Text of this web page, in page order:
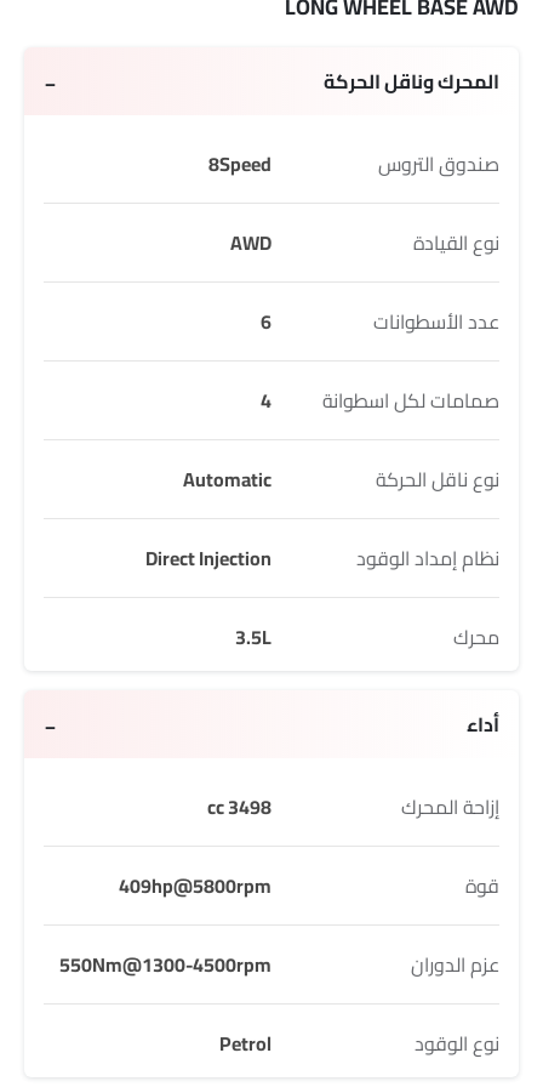
المحرك وناقل الحركة
صندوق التروس 8Speed
نوع القيادة AWD
عدد الأسطوانات 6
صمامات لكل اسطوانة 4
نوع ناقل الحركة Automatic
نظام إمداد الوقود Direct Injection
محرك 3.5L
أداء
إزاحة المحرك 3498 cc
قوة 409hp@5800rpm
عزم الدوران 550Nm@1300-4500rpm
نوع الوقود Petrol